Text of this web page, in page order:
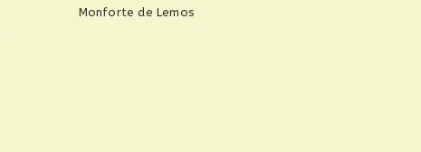
Monforte de Lemos